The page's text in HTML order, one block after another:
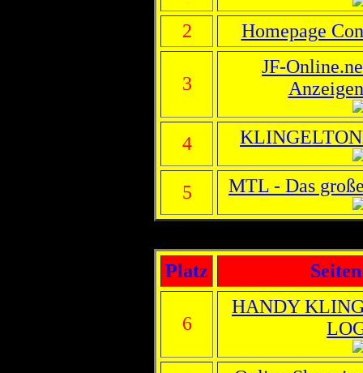
2 Homepage
3
JF-
4
5 MTL - Das
Platz
6
HANDY